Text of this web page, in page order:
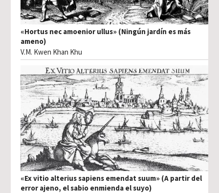
«Hortus nec amoenior ullus» (Ningún jardín es más
ameno)
V.M. Kwen Khan Khu
«Ex vitio alterius sapiens emendat suum» (A partir del
error ajeno, el sabio enmienda el suyo)